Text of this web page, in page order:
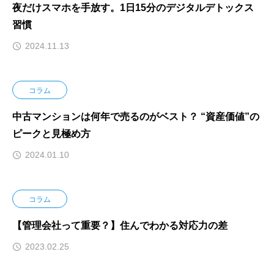
夜だけスマホを手放す。1日15分のデジタルデトックス
習慣
2024.11.13
コラム
中古マンションは何年で売るのがベスト？ “資産価値”の
ピークと見極め方
2024.01.10
コラム
【管理会社って重要？】住んでわかる対応力の差
2023.02.25